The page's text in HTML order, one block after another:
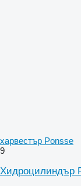
харвестър Ponsse
9
Хидроцилиндър